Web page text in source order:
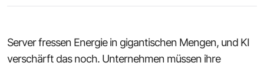
Server fressen Energie in gigantischen Mengen, und KI
verschärft das noch. Unternehmen müssen ihre